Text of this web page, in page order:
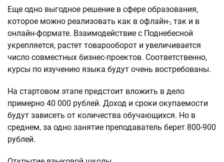
Еще одно выгодное решение в сфере образования,
которое можно реализовать как в офлайн-, так и в
онлайн-формате. Взаимодействие с Поднебесной
укрепляется, растет товарооборот и увеличивается
число совместных бизнес-проектов. Соответственно,
курсы по изучению языка будут очень востребованы.
На стартовом этапе предстоит вложить в дело
примерно 40 000 рублей. Доход и сроки окупаемости
будут зависеть от количества обучающихся. Но в
среднем, за одно занятие преподаватель берет 800-900
рублей.